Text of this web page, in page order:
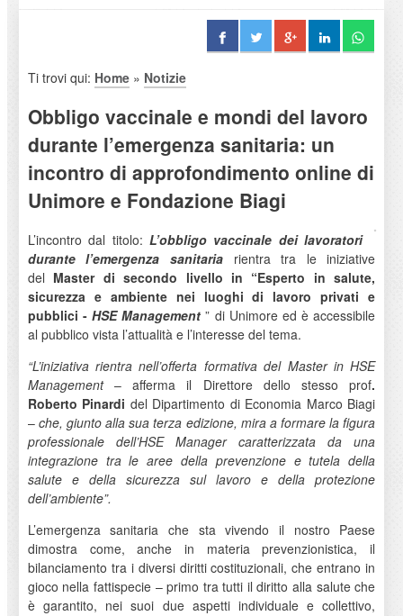
Ti trovi qui: Home» Notizie
Obbligo vaccinale e mondi del lavoro
durante l’emergenza sanitaria: un
incontro di approfondimento online di
Unimore e Fondazione Biagi
L’incontro dal titolo: L’obbligo vaccinale dei lavoratori
durante l’emergenza sanitaria
rientra tra le iniziative
del Master di secondo livello in “Esperto in salute,
sicurezza e ambiente nei luoghi di lavoro privati e
pubblici -HSE Management ” di Unimore ed è accessibile
al pubblico vista l’attualità e l’interesse del tema.
“L’iniziativa rientra nell’offerta formativa del Master in HSE
Management – afferma il Direttore dello stesso prof.
Roberto Pinardi del Dipartimento di Economia Marco Biagi
–che, giunto alla sua terza edizione, mira a formare la figura
professionale dell’HSE Manager caratterizzata da una
integrazione tra le aree della prevenzione e tutela della
salute e della sicurezza sul lavoro e della protezione
dell’ambiente”.
L’emergenza sanitaria che sta vivendo il nostro Paese
dimostra come, anche in materia prevenzionistica, il
bilanciamento tra i diversi diritti costituzionali, che entrano in
gioco nella fattispecie – primo tra tutti il diritto alla salute che
è garantito, nei suoi due aspetti individuale e collettivo,